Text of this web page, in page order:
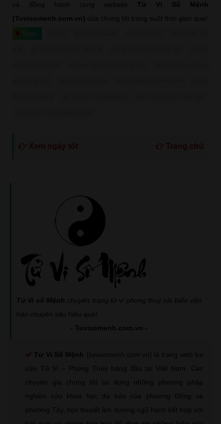
và đồng hành cùng website Tử Vi Số Mệnh
(Tuvisomenh.com.vn) của chúng tôi trong suốt thời gian qua!
Xem ngày tốt Trang chủ
Tử Vi số Mệnh chuyên trang tử vi phong thuỷ cải biến vận
hạn chuyên sâu hiệu quả!
- Tuvisomenh.com.vn -
Tử Vi Số Mệnh (tuvisomenh.com.vn) là trang web tra
cứu Tử Vi – Phong Thủy hàng đầu tại Việt Nam. Các
chuyên gia chúng tôi sử dụng những phương pháp
nghiên cứu khoa học dự báo của phương Đông và
phương Tây, học thuyết âm dương ngũ hành kết hợp với